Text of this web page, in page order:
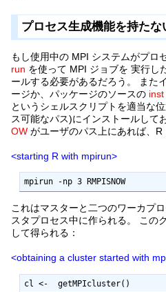
プロセス生成機能を持た
もし使用中の MPI システムがプロ
run を使って MPI ジョブを 実行し
ールする必要があるだろう。 また
ージか、パッケージのソースの inst
というシェルスクリプトを適当な
ス可能なパス)にインストールして
OW がユーザのパス上にあれば、R
<starting R with mpirun>
mpirun -np 3 RMPISNOW
これはマスターと二つのワーカプ
スタプロセス中に作られる。 この
して得られる：
<obtaining a cluster started with
cl <-  getMPIcluster()